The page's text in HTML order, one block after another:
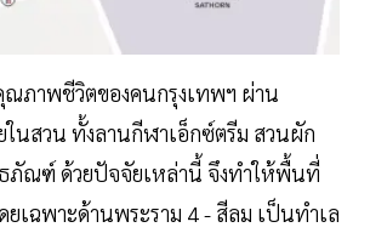
ณภาพชีวิตของคนกรุงเทพฯ ผ่าน
ในสวน ทั้งลานกีฬาเอ็กซ์ตรีม สวนผัก
ภัณฑ์ ด้วยปัจจัยเหล่านี้ จึงทำให้พื้นที่
ยเฉพาะด้านพระราม 4 - สีลม เป็นทำเล